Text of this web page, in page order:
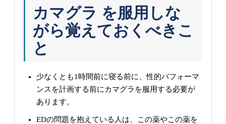
カマグラ を服用しな
がら覚えておくべきこ
と
少なくとも1時間前に寝る前に、性的パフォーマ
ンスを計画する前にカマグラを服用する必要が
あります。
EDの問題を抱えている人は、この薬やこの薬を